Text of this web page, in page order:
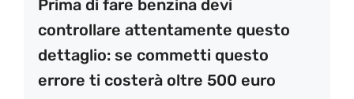
Prima di fare benzina devi
controllare attentamente questo
dettaglio: se commetti questo
errore ti costerà oltre 500 euro